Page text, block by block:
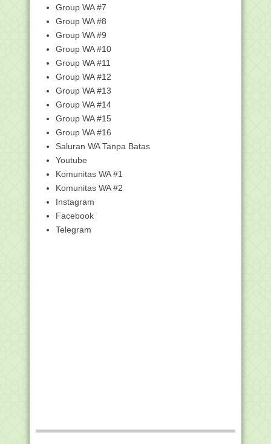
Unduh Kisi-kisi UM Akidah Akhlak
Jenjang MA Tahun ...
Unduh Kisi-kisi UM Al Qur'an Hadits
Jenjang MA Tah...
Sekjen Lantik Tiga Pejabat Eselon III
15 Ribu Siswa Berebut Masuk
Madrasah Aliyah Unggul...
Keagamaan, Kemenag...
"Tata Cara Pembagian Daging Kurban
dan Hikmah Kurban"
Unduh Template RKAM dan Format
Syarat Pencairan BO...
"Tata Cara Ibadah Kurban" - Materi fikih
MI
"Peristiwa Kerasulan Nabi Muhammad
Mapel PAI d...
Group WA #7
Group WA #8
Group WA #9
Group WA #10
Group WA #11
Group WA #12
Group WA #13
Group WA #14
Group WA #15
Group WA #16
Saluran WA Tanpa Batas
Youtube
Komunitas WA #1
Komunitas WA #2
Instagram
Facebook
Telegram